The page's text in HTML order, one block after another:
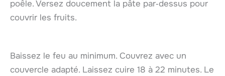
poêle. Versez doucement la pâte par‑dessus pour
couvrir les fruits.
Baissez le feu au minimum. Couvrez avec un
couvercle adapté. Laissez cuire 18 à 22 minutes. Le